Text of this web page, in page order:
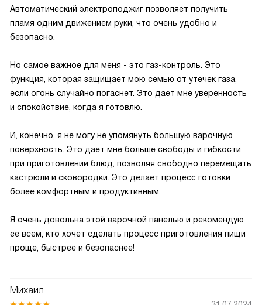
Автоматический электроподжиг позволяет получить
пламя одним движением руки, что очень удобно и
безопасно.
Но самое важное для меня - это газ-контроль. Это
функция, которая защищает мою семью от утечек газа,
если огонь случайно погаснет. Это дает мне уверенность
и спокойствие, когда я готовлю.
И, конечно, я не могу не упомянуть большую варочную
поверхность. Это дает мне больше свободы и гибкости
при приготовлении блюд, позволяя свободно перемещать
кастрюли и сковородки. Это делает процесс готовки
более комфортным и продуктивным.
Я очень довольна этой варочной панелью и рекомендую
ее всем, кто хочет сделать процесс приготовления пищи
проще, быстрее и безопаснее!
Михаил